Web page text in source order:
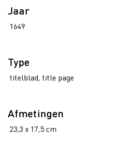
Jaar
1649
Type
titelblad, title page
Afmetingen
23,3 x 17,5 cm